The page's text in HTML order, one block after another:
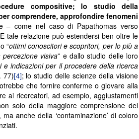
compositive; lo studio della
comprendere, approfondire fenomeni
– come nel caso di Papathomas verso
tale relazione può estendersi ben oltre le
“ottimi conoscitori e scopritori, per lo più a
visiva” e dallo studio delle loro
indicazioni per il procedere della ricerca
77)[4]; lo studio delle scienze della visione
che fornire conferme o giovare alla
ai ricercatori, ad esempio, aggiustamenti
solo della maggiore comprensione del
anche della ‘contaminazione’ di coloro